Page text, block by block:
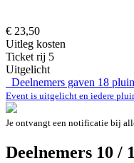
€ 23,50
Uitleg kosten
Ticket rij 5
Uitgelicht
Deelnemers gaven 18
Event is uitgelicht en iedere
Je ontvangt een notificatie bij
Deelnemers 10 /